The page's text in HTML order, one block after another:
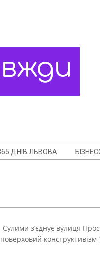
ДНІВ ЛЬВОВА
Сулими з’єднує вулиця